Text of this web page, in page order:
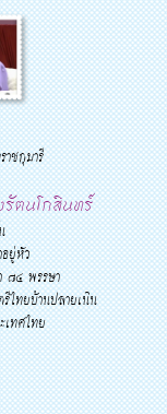
ชกุมารี
รัตนโกสินทร์
ยู่หัว
๘๔ พรรษา
รีไทยบ้านปลายเนิน
ทศไทย